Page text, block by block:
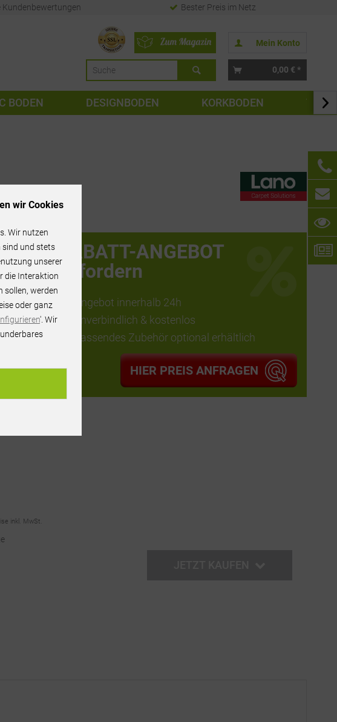
Kundenbewertungen Bester Preis im Netz
Mein Konto
0,00 € *
BODEN DESIGNBODEN KORKBODEN 
RABATT-ANGEBOT
anfordern
Angebot innerhalb 24h
unverbindlich & kostenlos
passendes Zubehör optional erhältlich
HIER PREIS ANFRAGEN
inkl. MwSt.
wir Cookies
Wir nutzen
sind und stets
unserer
die Interaktion
sollen, werden
oder ganz
'. Wir